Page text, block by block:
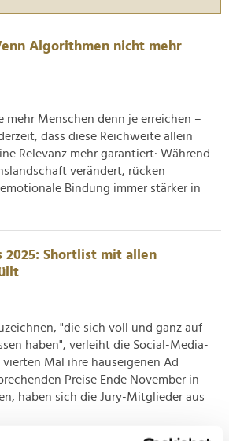
Algorithmen nicht mehr
mehr Menschen denn je erreichen –
dass diese Reichweite allein
Relevanz mehr garantiert: Während
verändert, rücken
Bindung immer stärker in
2025: Shortlist mit allen
"die sich voll und ganz auf
haben", verleiht die Social-Media-
Mal ihre hauseigenen Ad
Preise Ende November in
haben sich die Jury-Mitglieder aus